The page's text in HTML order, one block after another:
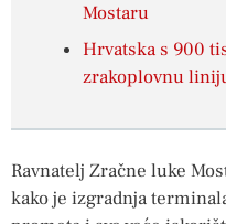
Mostaru
Hrvatska s 900
zrakoplovnu
Ravnatelj Zračne luke
kako je izgradnja